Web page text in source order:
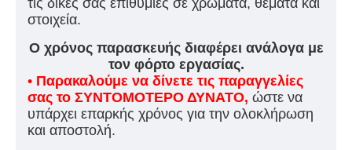
τις δικές σας επιθυμίες σε χρώματα, θέματα και
στοιχεία.
Ο χρόνος παρασκευής διαφέρει ανάλογα με
τον φόρτο εργασίας.
• Παρακαλούμε να δίνετε τις παραγγελίες
σας το ΣΥΝΤΟΜΟΤΕΡΟ ΔΥΝΑΤΟ, ώστε να
υπάρχει επαρκής χρόνος για την ολοκλήρωση
και αποστολή.